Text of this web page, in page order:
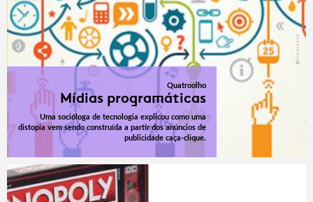
Quatroolho
Mídias programáticas
Uma socióloga de tecnologia explicou como uma
distopia vem sendo construída a partir dos anúncios de
publicidade caça-clique.